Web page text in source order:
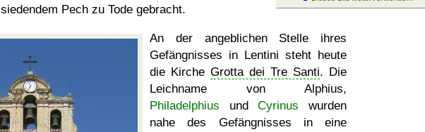
siedendem Pech zu Tode gebracht.
An der angeblichen Stelle ihres
Gefängnisses in Lentini steht heute
die Kirche Grotta dei Tre Santi. Die
Leichname von Alphius,
Philadelphius undCyrinus wurden
nahe des Gefängnisses in eine